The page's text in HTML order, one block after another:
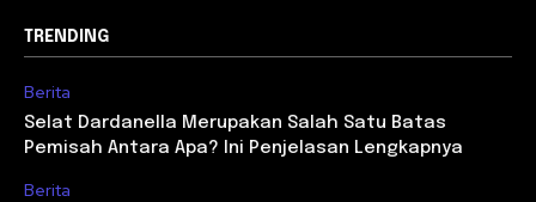
TRENDING
Berita
Selat Dardanella Merupakan Salah Satu Batas
Pemisah Antara Apa? Ini Penjelasan Lengkapnya
Berita